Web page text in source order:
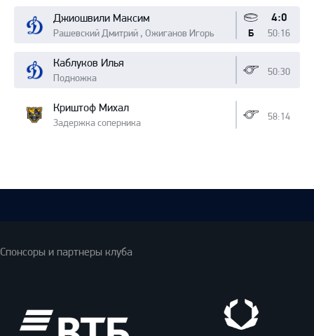
Джиошвили Максим
Рашевский Дмитрий , Ожиганов Игорь
4:0
50:16
Б
Каблуков Илья
Подножка
50:30
Криштоф Михал
Задержка соперника
58:14
Спонсоры и партнеры клуба